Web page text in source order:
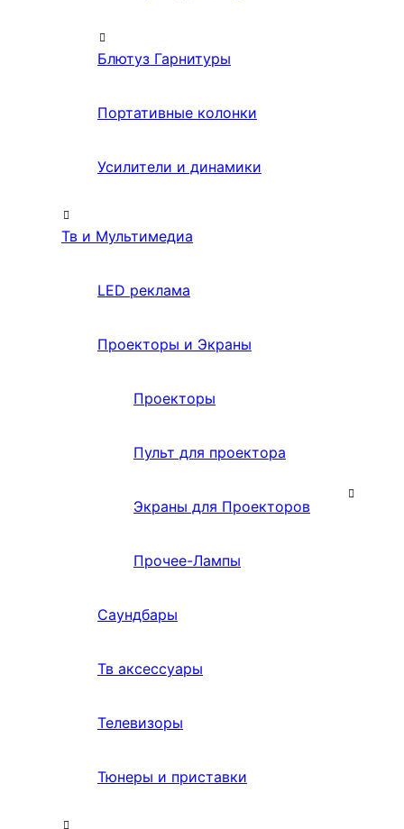
Блютуз Гарнитуры
Портативные колонки
Усилители и динамики
Тв и Мультимедиа
LED реклама
Проекторы и Экраны
Проекторы
Пульт для проектора
Экраны для Проекторов
Прочее-Лампы
Саундбары
Тв аксессуары
Телевизоры
Тюнеры и приставки